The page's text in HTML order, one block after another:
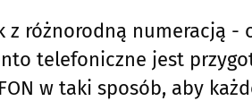
z różnorodną numeracją -
telefoniczne jest
w taki sposób, aby